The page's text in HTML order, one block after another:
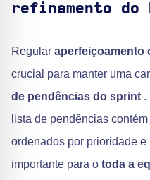
refinamento do
Regular aperfeiçoamento
crucial para manter uma
de pendências do sprint .
lista de pendências
ordenados por prioridade e
importante para o toda a